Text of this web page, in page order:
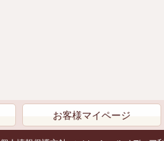
お客様マイページ